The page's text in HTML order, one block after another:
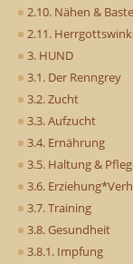
2.10. Nähen &
2.11.
3. HUND
3.1. Der Renngrey
3.2. Zucht
3.3. Aufzucht
3.4. Ernährung
3.5. Haltung &
3.6.
3.7. Training
3.8. Gesundheit
3.8.1. Impfung